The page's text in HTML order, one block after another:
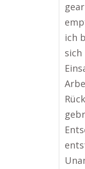
ich
sich